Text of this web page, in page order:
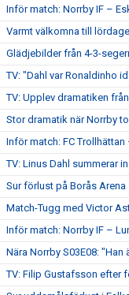
Inför match: Norrby IF –
Varmt välkomna till
Glädjebilder från 4-3-
TV: "Dahl var Ronaldinho
TV: Upplev dramatiken
Stor dramatik när Norrby
Inför match: FC Trollhättan
TV: Linus Dahl summerar
Sur förlust på Borås Arena
Match-Tugg med Victor
Inför match: Norrby IF –
Nära Norrby S03E08:
TV: Filip Gustafsson efter